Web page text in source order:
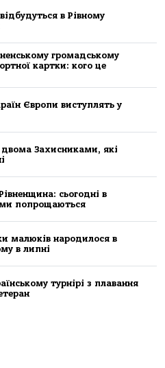
в Рівному
громадському
картки: кого це
Європи виступлять у
двома Захисниками, які
сьогодні в
попрощаються
малюків народилося в
в липні
турнірі з плавання